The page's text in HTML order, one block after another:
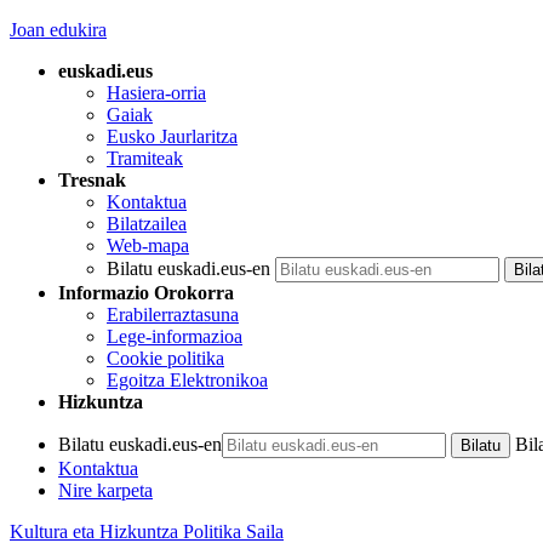
Joan edukira
euskadi.eus
Hasiera-orria
Gaiak
Eusko Jaurlaritza
Tramiteak
Tresnak
Kontaktua
Bilatzailea
Web-mapa
Bilatu euskadi.eus-en
Informazio Orokorra
Erabilerraztasuna
Lege-informazioa
Cookie politika
Egoitza Elektronikoa
Hizkuntza
Bilatu euskadi.eus-en
Kontaktua
Nire karpeta
Kultura eta Hizkuntza Politika Saila